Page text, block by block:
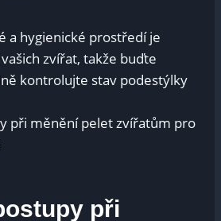
a hygienické prostředí je
zvířat, takže buďte
kontrolujte stav podestýlky
při